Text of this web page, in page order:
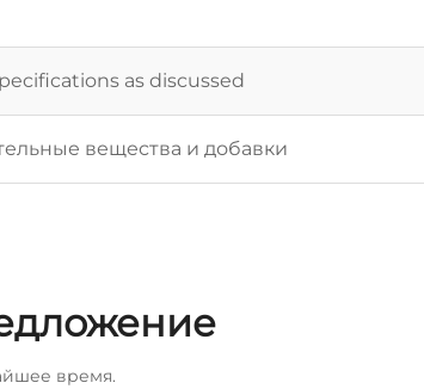
as discussed
вещества и добавки
время.